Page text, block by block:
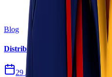
Blog
Distribusi Pengiriman Rokok
29 Jul 2026